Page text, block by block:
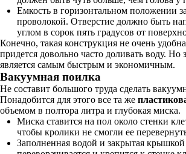
Емкость в горизонтальном положении
проволокой. Отверстие должно быть
углом в сорок пять градусов от
Конечно, такая конструкция не очень
придется довольно часто доливать воду. Но
является самым быстрым и экономичным.
Вакуумная поилка
Не составит большого труда сделать
Понадобится для этого все та же
объемом в полтора литра и глубокая миска.
Миска ставится на пол около стенки
чтобы кролики не смогли ее
Заполненная водой и закрытая